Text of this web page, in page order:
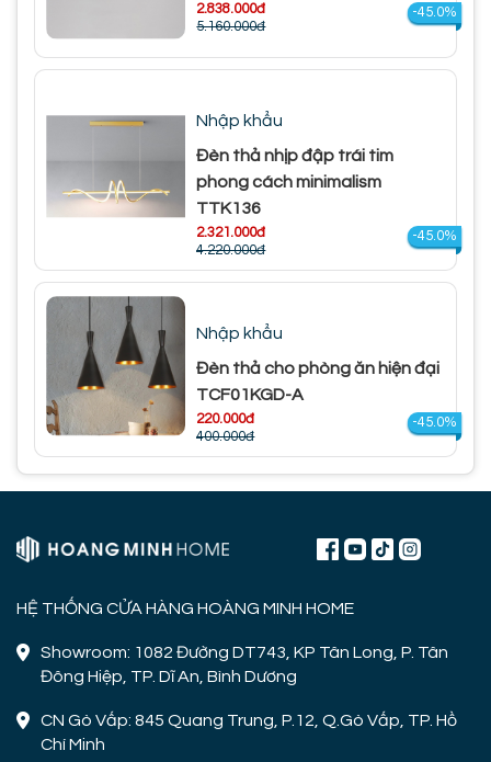
2.838.000đ
5.160.000đ
-45.0%
Nhập khẩu
Đèn thả nhịp đập trái tim
phong cách minimalism
TTK136
2.321.000đ
4.220.000đ
-45.0%
Nhập khẩu
Đèn thả cho phòng ăn hiện đại
TCF01KGD-A
220.000đ
400.000đ
-45.0%
HỆ THỐNG CỬA HÀNG HOÀNG MINH HOME
Showroom: 1082 Đường DT743, KP Tân Long, P. Tân
Đông Hiệp, TP. Dĩ An, Bình Dương
CN Gò Vấp: 845 Quang Trung, P.12, Q.Gò Vấp, TP. Hồ
Chí Minh